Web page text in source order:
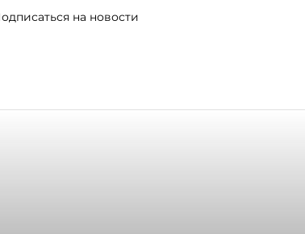
на новости